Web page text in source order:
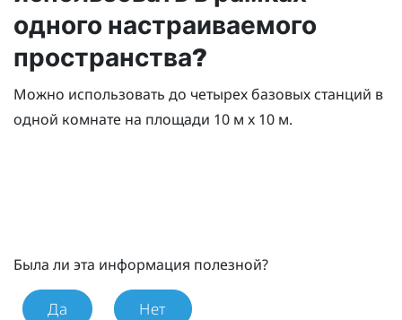
одного настраиваемого
пространства?
Можно использовать до четырех базовых станций в
одной комнате на площади 10 м x 10 м.
Была ли эта информация полезной?
Да Нет